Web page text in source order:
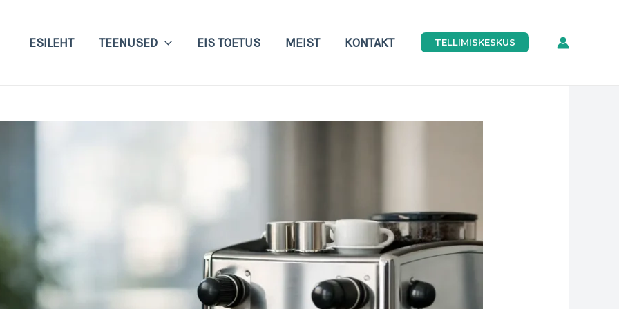
ESILEHT TEENUSED EIS TOETUS MEIST KONTAKT TELLIMISKESKUS